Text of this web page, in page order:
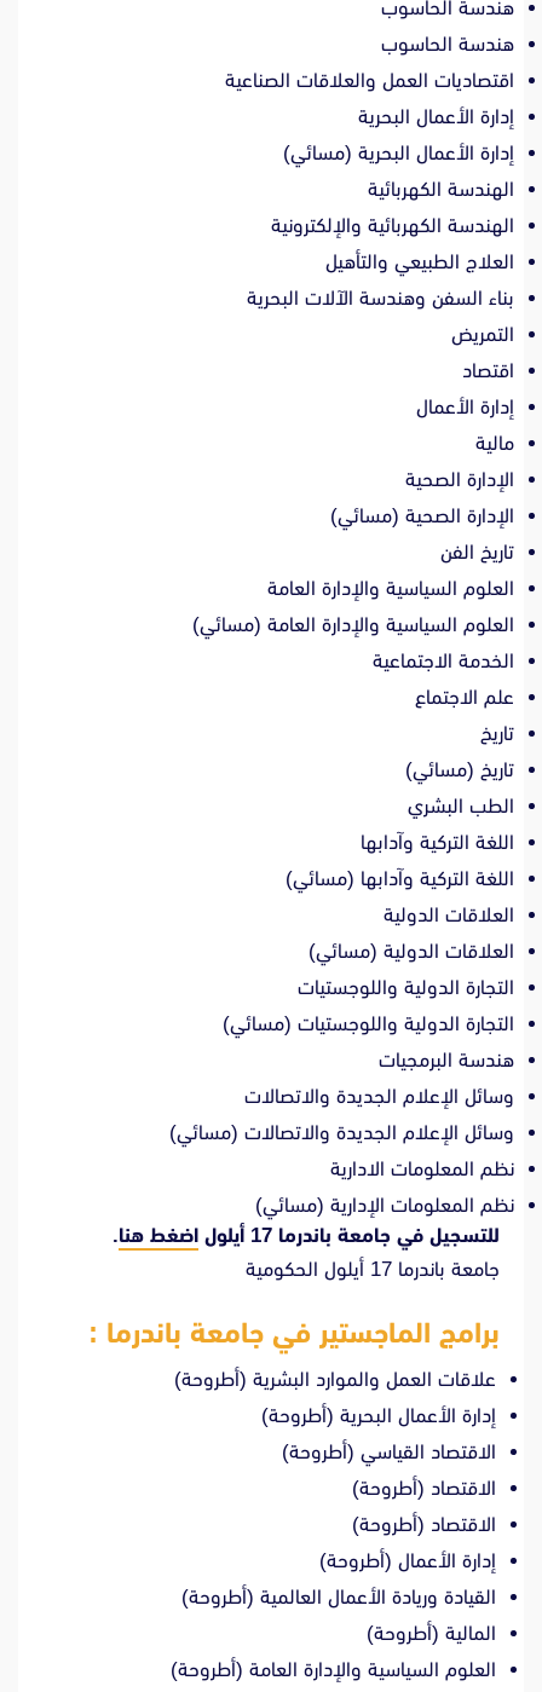
هندسة الحاسوب
هندسة الحاسوب
اقتصاديات العمل والعلاقات الصناعية
إدارة الأعمال البحرية
إدارة الأعمال البحرية (مسائي)
الهندسة الكهربائية
الهندسة الكهربائية والإلكترونية
العلاج الطبيعي والتأهيل
بناء السفن وهندسة الآلات البحرية
التمريض
اقتصاد
إدارة الأعمال
مالية
الإدارة الصحية
الإدارة الصحية (مسائي)
تاريخ الفن
العلوم السياسية والإدارة العامة
العلوم السياسية والإدارة العامة (مسائي)
الخدمة الاجتماعية
علم الاجتماع
تاريخ
تاريخ (مسائي)
الطب البشري
اللغة التركية وآدابها
اللغة التركية وآدابها (مسائي)
العلاقات الدولية
العلاقات الدولية (مسائي)
التجارة الدولية واللوجستيات
التجارة الدولية واللوجستيات (مسائي)
هندسة البرمجيات
وسائل الإعلام الجديدة والاتصالات
وسائل الإعلام الجديدة والاتصالات (مسائي)
نظم المعلومات الادارية
نظم المعلومات الإدارية (مسائي)
للتسجيل في جامعة باندرما 17 أيلول
اضغط هنا.
جامعة باندرما 17 أيلول الحكومية
برامج الماجستير في جامعة باندرما :
علاقات العمل والموارد البشرية (أطروحة)
إدارة الأعمال البحرية (أطروحة)
الاقتصاد القياسي (أطروحة)
الاقتصاد (أطروحة)
الاقتصاد (أطروحة)
إدارة الأعمال (أطروحة)
القيادة وريادة الأعمال العالمية (أطروحة)
المالية (أطروحة)
العلوم السياسية والإدارة العامة (أطروحة)